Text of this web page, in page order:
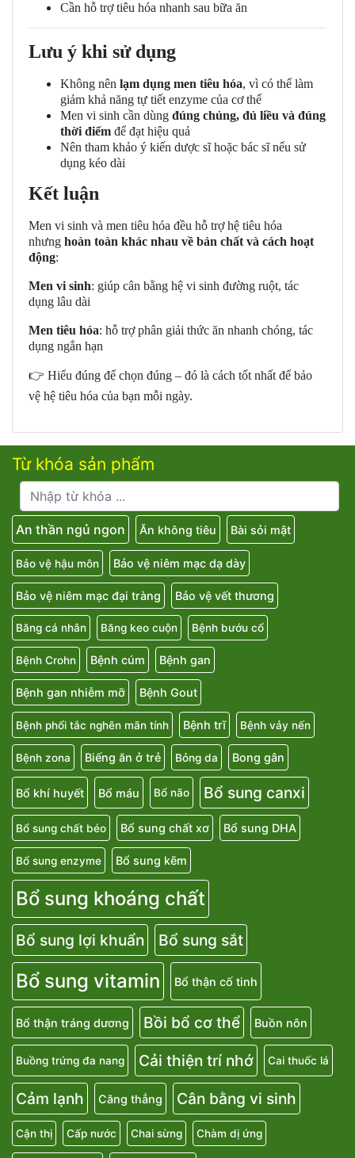
Cần hỗ trợ tiêu hóa nhanh sau bữa ăn
Lưu ý khi sử dụng
Không nên lạm dụng men tiêu hóa, vì có thể làm
giảm khả năng tự tiết enzyme của cơ thể
Men vi sinh cần dùng đúng chủng, đủ liều và đúng
thời điểm để đạt hiệu quả
Nên tham khảo ý kiến dược sĩ hoặc bác sĩ nếu sử
dụng kéo dài
Kết luận
Men vi sinh và men tiêu hóa đều hỗ trợ hệ tiêu hóa
nhưng hoàn toàn khác nhau về bản chất và cách hoạt
động:
Men vi sinh: giúp cân bằng hệ vi sinh đường ruột, tác
dụng lâu dài
Men tiêu hóa: hỗ trợ phân giải thức ăn nhanh chóng, tác
dụng ngắn hạn
👉 Hiểu đúng để chọn đúng – đó là cách tốt nhất để bảo
vệ hệ tiêu hóa của bạn mỗi ngày.
Từ khóa sản phẩm
An thần ngủ ngon Ăn không tiêu Bài sỏi mật
Bảo vệ hậu môn Bảo vệ niêm mạc dạ dày
Bảo vệ niêm mạc đại tràng Bảo vệ vết thương
Băng cá nhân Băng keo cuộn Bệnh bướu cổ
Bệnh Crohn Bệnh cúm Bệnh gan
Bệnh gan nhiễm mỡ Bệnh Gout
Bệnh phổi tắc nghẽn mãn tính Bệnh trĩ Bệnh vảy nến
Bệnh zona Biếng ăn ở trẻ Bỏng da Bong gân
Bổ khí huyết Bổ máu Bổ não Bổ sung canxi
Bổ sung chất béo Bổ sung chất xơ Bổ sung DHA
Bổ sung enzyme Bổ sung kẽm
Bổ sung khoáng chất
Bổ sung lợi khuẩn Bổ sung sắt
Bổ sung vitamin Bổ thận cố tinh
Bổ thận tráng dương Bồi bổ cơ thể Buồn nôn
Buồng trứng đa nang Cải thiện trí nhớ Cai thuốc lá
Cảm lạnh Căng thẳng Cân bằng vi sinh
Cận thị Cấp nước Chai sừng Chàm dị ứng